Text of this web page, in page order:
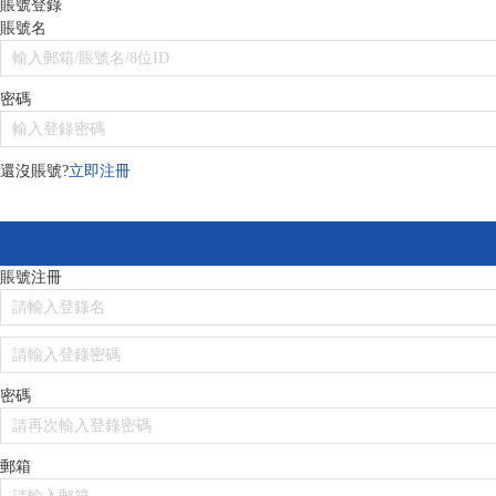
賬號登錄
賬號名
密碼
還沒賬號?立即注冊
賬號注冊
密碼
郵箱